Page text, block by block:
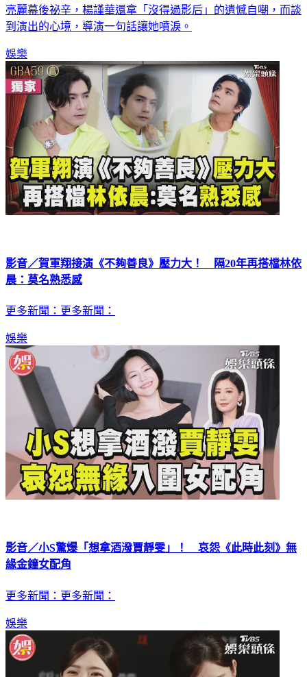
亮麗幕後祕辛，楊謹華還拿「沒得過影后」的遺憾自嘲，而談
到演出的心境，導演一句話讓她噴淚。
娛樂
影音／賀軍翔接演《不夠善良》壓力大！ 隔20年再搭檔林依
晨：莫名熟悉感
更多新聞：更多新聞：
娛樂
影音／小S驚爆「想拿酒潑賈靜雯」！ 哀怨《此時此刻》無
緣金鐘女配角
更多新聞：更多新聞：
娛樂